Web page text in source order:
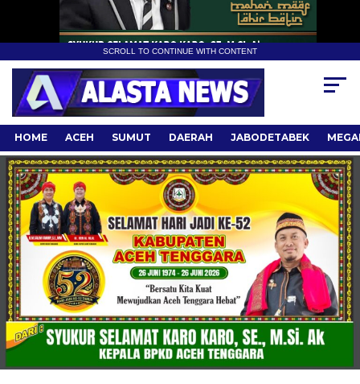
SCROLL TO CONTINUE WITH CONTENT
HOME ACEH SUMUT DAERAH JABODETABEK